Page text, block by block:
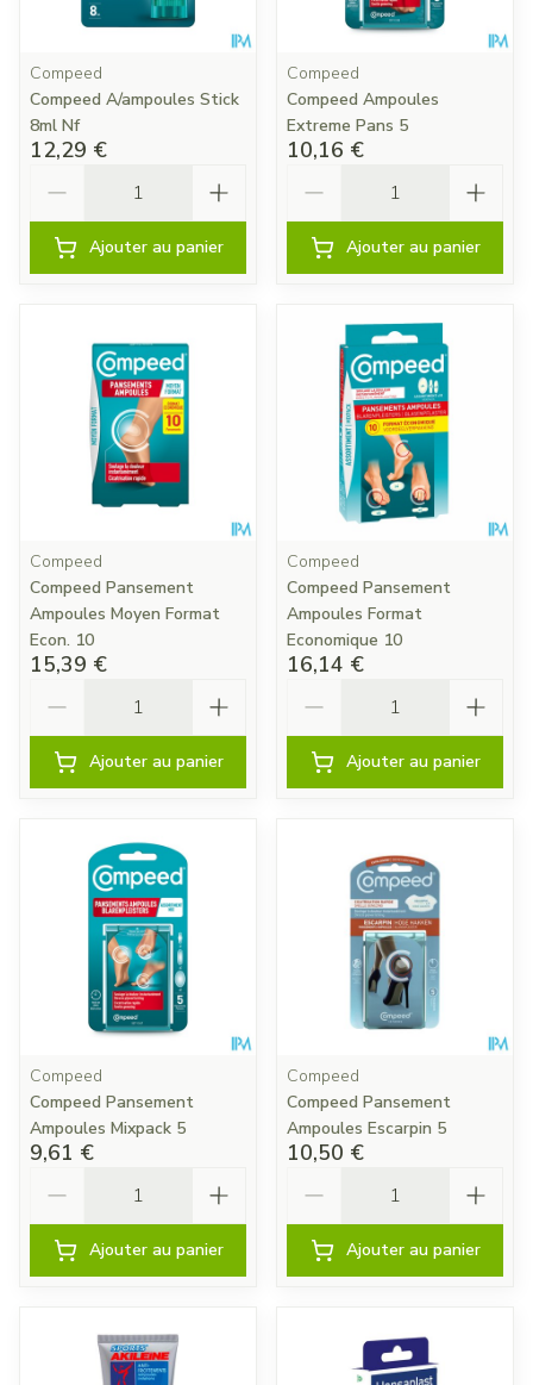
Compeed
Compeed A/ampoules Stick
8ml Nf
12,29 €
Ajouter au panier
Compeed
Compeed Ampoules
Extreme Pans 5
10,16 €
Ajouter au panier
Compeed
Compeed Pansement
Ampoules Moyen Format
Econ. 10
15,39 €
Ajouter au panier
Compeed
Compeed Pansement
Ampoules Format
Economique 10
16,14 €
Ajouter au panier
Compeed
Compeed Pansement
Ampoules Mixpack 5
9,61 €
Ajouter au panier
Compeed
Compeed Pansement
Ampoules Escarpin 5
10,50 €
Ajouter au panier